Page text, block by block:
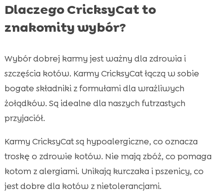
Dlaczego CricksyCat to
znakomity wybór?
Wybór dobrej karmy jest ważny dla zdrowia i
szczęścia kotów. Karmy CricksyCat łączą w sobie
bogate składniki z formułami dla wrażliwych
żołądków. Są idealne dla naszych futrzastych
przyjaciół.
Karmy CricksyCat są hypoalergiczne, co oznacza
troskę o zdrowie kotów. Nie mają zbóż, co pomaga
kotom z alergiami. Unikają kurczaka i pszenicy, co
jest dobre dla kotów z nietolerancjami.